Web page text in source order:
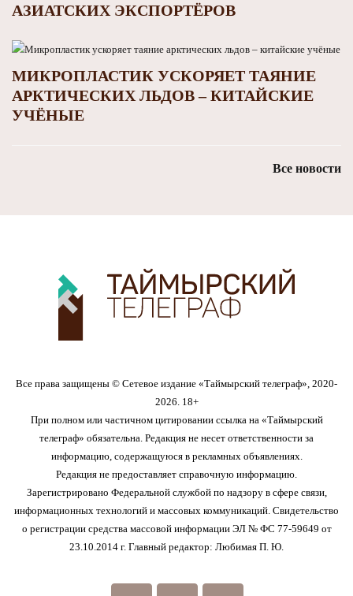
АЗИАТСКИХ ЭКСПОРТЁРОВ
МИКРОПЛАСТИК УСКОРЯЕТ ТАЯНИЕ
АРКТИЧЕСКИХ ЛЬДОВ – КИТАЙСКИЕ
УЧЁНЫЕ
Все новости
Все права защищены © Сетевое издание «Таймырский телеграф», 2020-
2026. 18+
При полном или частичном цитировании ссылка на «Таймырский
телеграф» обязательна. Редакция не несет ответственности за
информацию, содержащуюся в рекламных объявлениях.
Редакция не предоставляет справочную информацию.
Зарегистрировано Федеральной службой по надзору в сфере связи,
информационных технологий и массовых коммуникаций. Свидетельство
о регистрации средства массовой информации ЭЛ № ФС 77-59649 от
23.10.2014 г. Главный редактор: Любимая П. Ю.